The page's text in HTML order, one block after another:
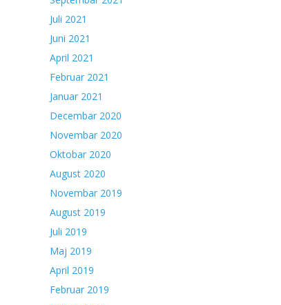
Juli 2021
Juni 2021
April 2021
Februar 2021
Januar 2021
Decembar 2020
Novembar 2020
Oktobar 2020
August 2020
Novembar 2019
August 2019
Juli 2019
Maj 2019
April 2019
Februar 2019